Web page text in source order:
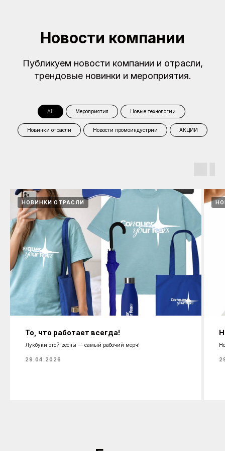
Новости компании
Публикуем новости компании и отрасли,
трендовые новинки и мероприятия.
All Мероприятия Новые технологии
Новинки отрасли Новости промоиндустрии АКЦИИ
НОВИНКИ ОТРАСЛИ
То, что работает всегда!
Лукбуки этой весны — самый рабочий мерч!
29.04.2026